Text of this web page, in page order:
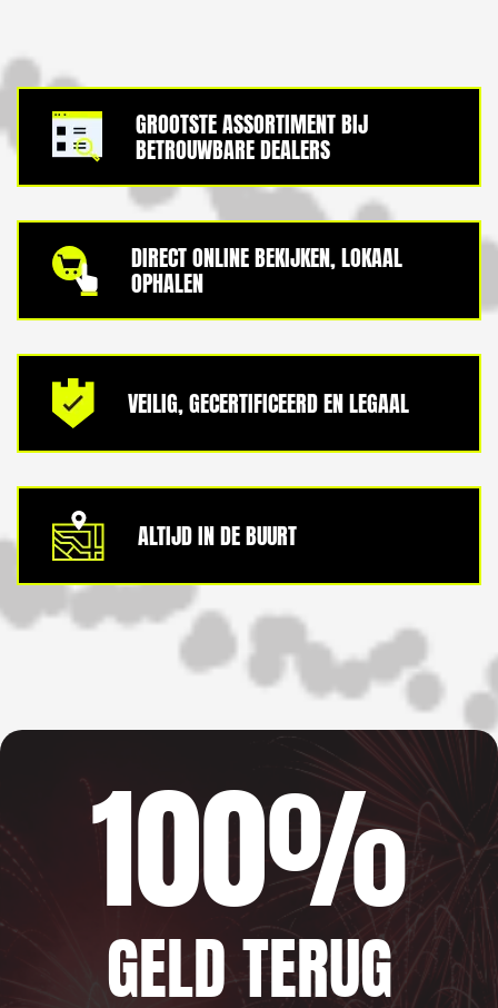
GROOTSTE ASSORTIMENT BIJ
BETROUWBARE DEALERS
DIRECT ONLINE BEKIJKEN, LOKAAL
OPHALEN
VEILIG, GECERTIFICEERD EN LEGAAL
ALTIJD IN DE BUURT
100%
GELD TERUG